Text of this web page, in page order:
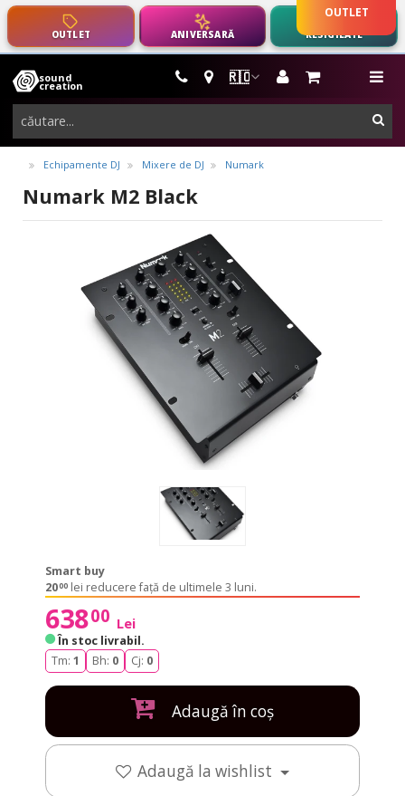
OUTLET ANIVERSARĂ RESIGILATE
🇷🇴
sound
creation
instrumente
muzicale,
echipamente
pro-
audio
Echipamente DJ Mixere de DJ Numark
Numark M2 Black
OUTLET
Smart buy
2000lei reducere față de ultimele 3 luni.
63800 Lei
În stoc livrabil.
Tm: 1 Bh: 0 Cj: 0
Adaugă în coș
Adaugă la wishlist